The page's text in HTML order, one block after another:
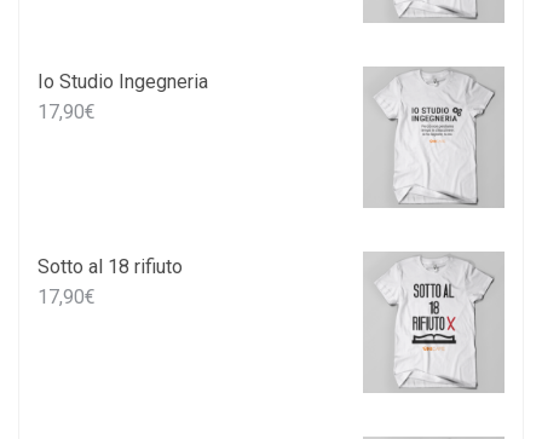
Io Studio Ingegneria
17,90€
Sotto al 18 rifiuto
17,90€